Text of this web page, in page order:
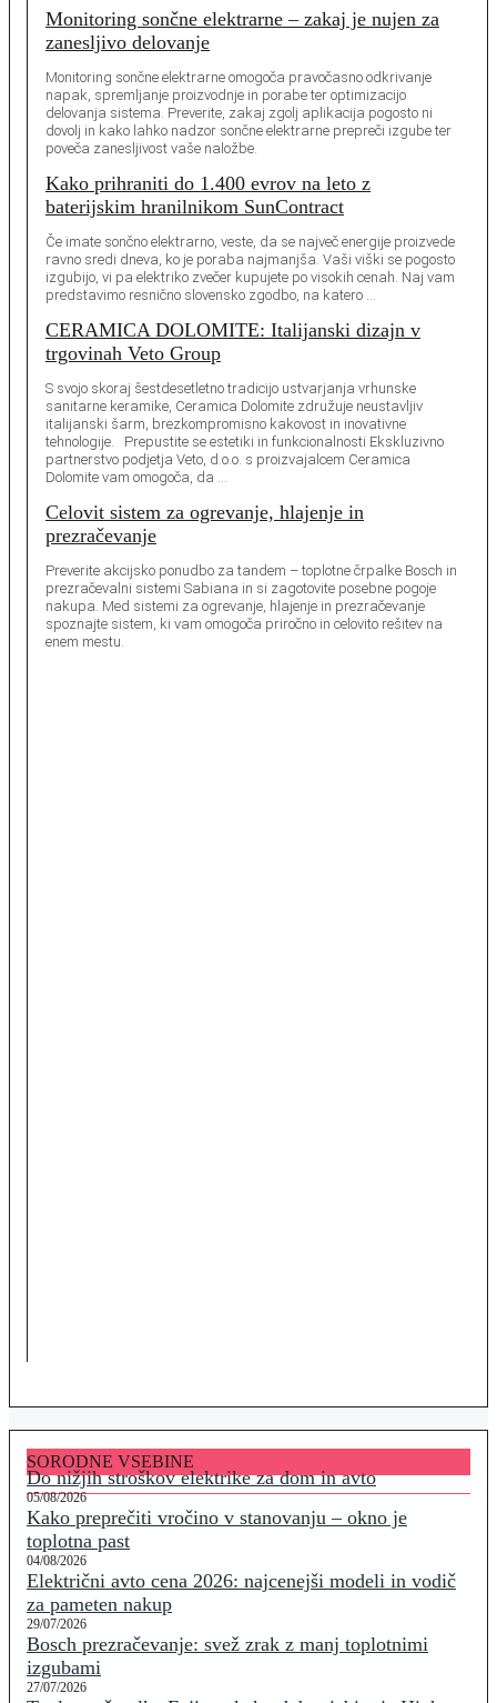
Monitoring sončne elektrarne – zakaj je nujen za
zanesljivo delovanje
Monitoring sončne elektrarne omogoča pravočasno odkrivanje
napak, spremljanje proizvodnje in porabe ter optimizacijo
delovanja sistema. Preverite, zakaj zgolj aplikacija pogosto ni
dovolj in kako lahko nadzor sončne elektrarne prepreči izgube ter
poveča zanesljivost vaše naložbe.
Kako prihraniti do 1.400 evrov na leto z
baterijskim hranilnikom SunContract
Če imate sončno elektrarno, veste, da se največ energije proizvede
ravno sredi dneva, ko je poraba najmanjša. Vaši viški se pogosto
izgubijo, vi pa elektriko zvečer kupujete po visokih cenah. Naj vam
predstavimo resnično slovensko zgodbo, na katero …
CERAMICA DOLOMITE: Italijanski dizajn v
trgovinah Veto Group
S svojo skoraj šestdesetletno tradicijo ustvarjanja vrhunske
sanitarne keramike, Ceramica Dolomite združuje neustavljiv
italijanski šarm, brezkompromisno kakovost in inovativne
tehnologije. Prepustite se estetiki in funkcionalnosti Ekskluzivno
partnerstvo podjetja Veto, d.o.o. s proizvajalcem Ceramica
Dolomite vam omogoča, da …
Celovit sistem za ogrevanje, hlajenje in
prezračevanje
Preverite akcijsko ponudbo za tandem – toplotne črpalke Bosch in
prezračevalni sistemi Sabiana in si zagotovite posebne pogoje
nakupa. Med sistemi za ogrevanje, hlajenje in prezračevanje
spoznajte sistem, ki vam omogoča priročno in celovito rešitev na
enem mestu.
SORODNE VSEBINE
Do nižjih stroškov elektrike za dom in avto
05/08/2026
Kako preprečiti vročino v stanovanju – okno je
toplotna past
04/08/2026
Električni avto cena 2026: najcenejši modeli in vodič
za pameten nakup
29/07/2026
Bosch prezračevanje: svež zrak z manj toplotnimi
izgubami
27/07/2026